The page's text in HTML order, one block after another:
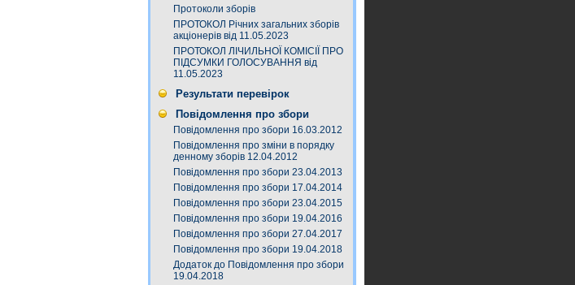
Протоколи зборів
ПРОТОКОЛ Річних загальних зборів
акціонерів від 11.05.2023
ПРОТОКОЛ ЛІЧИЛЬНОЇ КОМІСІЇ ПРО
ПІДСУМКИ ГОЛОСУВАННЯ від
11.05.2023
Результати перевірок
Повідомлення про збори
Повідомлення про збори 16.03.2012
Повідомлення про зміни в порядку
денному зборів 12.04.2012
Повідомлення про збори 23.04.2013
Повідомлення про збори 17.04.2014
Повідомлення про збори 23.04.2015
Повідомлення про збори 19.04.2016
Повідомлення про збори 27.04.2017
Повідомлення про збори 19.04.2018
Додаток до Повідомлення про збори
19.04.2018